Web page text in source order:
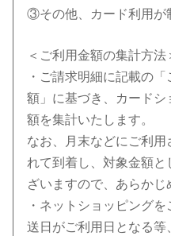
③その他、カード利用が
＜ご利用金額の集計方法
・ご請求明細に記載の
額」に基づき、カード
額を集計いたします。
なお、月末などにご利
れて到着し、対象金額
ざいますので、あらかじ
・ネットショッピング
送日がご利用日となる